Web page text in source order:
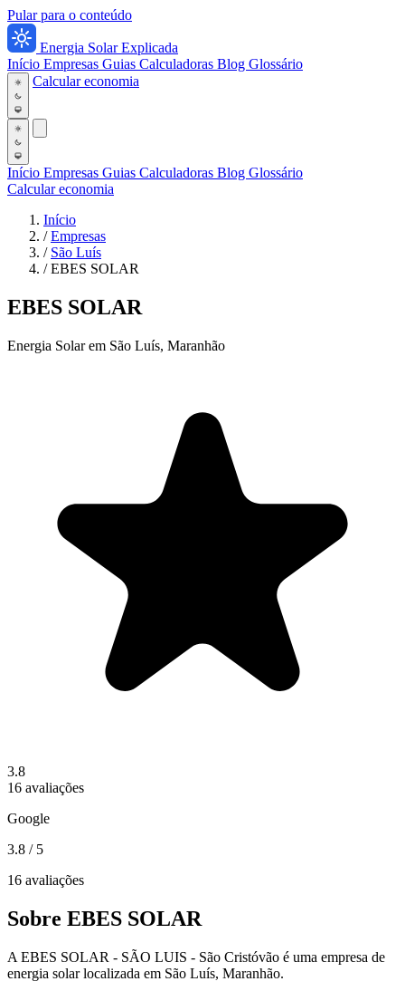
Pular para o conteúdo
Energia Solar Explicada
Início Empresas Guias Calculadoras Blog Glossário
Calcular economia
Início Empresas Guias Calculadoras Blog Glossário
Calcular economia
Início
/ Empresas
/ São Luís
/ EBES SOLAR
EBES SOLAR
Energia Solar em São Luís, Maranhão
3.8
16 avaliações
Google
3.8 / 5
16 avaliações
Sobre EBES SOLAR
A EBES SOLAR - SÃO LUIS - São Cristóvão é uma empresa de
energia solar localizada em São Luís, Maranhão.